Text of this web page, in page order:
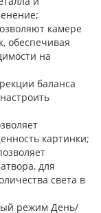
камере
обеспечивая
на
баланса
картинки;
для
света в
режим День/